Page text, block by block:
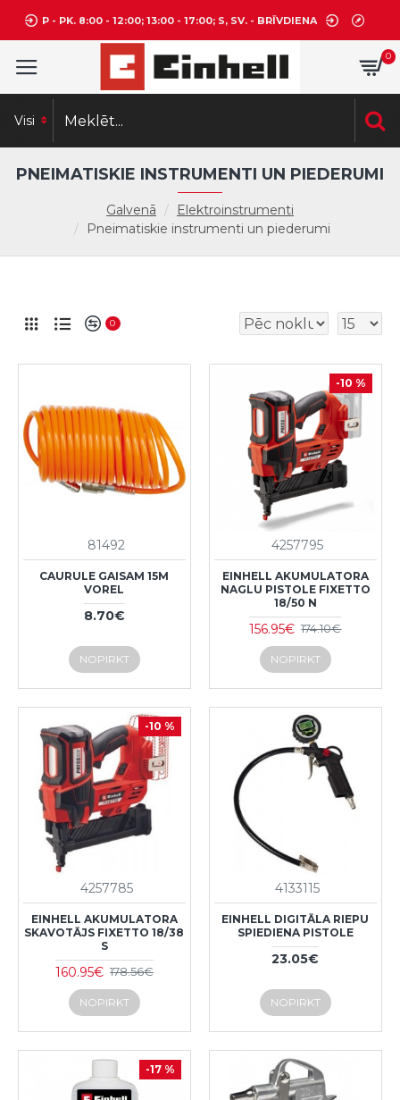
P - PK. 8:00 - 12:00; 13:00 - 17:00; S, SV. - BRĪVDIENA
0
Visi
Galvenā
Elektroinstrumenti
Pneimatiskie instrumenti un piederumi
PNEIMATISKIE INSTRUMENTI UN PIEDERUMI
0
81492
CAURULE GAISAM 15M
VOREL
8.70€
NOPIRKT
-10 %
4257795
EINHELL AKUMULATORA
NAGLU PISTOLE FIXETTO
18/50 N
156.95€ 174.10€
NOPIRKT
-10 %
4257785
EINHELL AKUMULATORA
SKAVOTĀJS FIXETTO 18/38
S
160.95€ 178.56€
NOPIRKT
4133115
EINHELL DIGITĀLA RIEPU
SPIEDIENA PISTOLE
23.05€
NOPIRKT
-17 %